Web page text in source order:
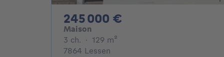
245 000 €
Maison
3 ch. 3 chambres
· 129 m²
7864 Lessen